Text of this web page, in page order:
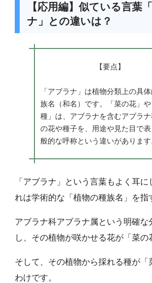
【応用編】似ている言葉
ナ」との違いは？
【要点】
「アブラナ」は植物分類上の具
族名（和名）です。「菜の花」
種」は、アブラナを含むアブラ
の花や種子を、用途や見た目で
般的な呼称という違いがあります
「アブラナ」という言葉もよく耳に
れは学術的な「植物の種族名」を指
アブラナ科アブラナ属という明確な
し、その植物が咲かせる花が「菜の
そして、その植物から採れる種が「
わけです。